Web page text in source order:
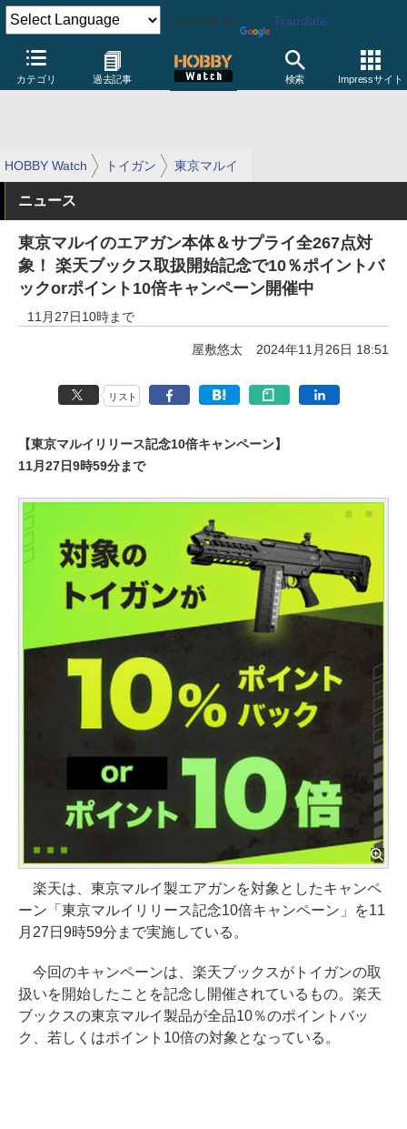
Powered by Translate
カテゴリ 過去記事 検索 Impressサイト
HOBBY Watch トイガン 東京マルイ
ニュース
東京マルイのエアガン本体＆サプライ全267点対
象！ 楽天ブックス取扱開始記念で10％ポイントバ
ックorポイント10倍キャンペーン開催中
11月27日10時まで
屋敷悠太 2024年11月26日 18:51
リスト
【東京マルイリリース記念10倍キャンペーン】
11月27日9時59分まで
楽天は、東京マルイ製エアガンを対象としたキャンペ
ーン「東京マルイリリース記念10倍キャンペーン」を11
月27日9時59分まで実施している。
今回のキャンペーンは、楽天ブックスがトイガンの取
扱いを開始したことを記念し開催されているもの。楽天
ブックスの東京マルイ製品が全品10％のポイントバッ
ク、若しくはポイント10倍の対象となっている。